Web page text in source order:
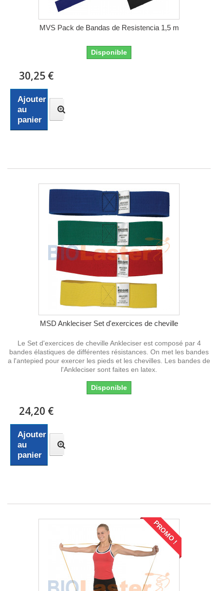
MVS Pack de Bandas de Resistencia 1,5 m
Disponible
30,25 €
Ajouter
au
panier
MSD Ankleciser Set d'exercices de cheville
Le Set d'exercices de cheville Ankleciser est composé par 4
bandes élastiques de différentes résistances. On met les bandes
a l'antepied pour exercer les pieds et les chevilles. Les bandes de
l'Ankleciser sont faites en latex.
Disponible
24,20 €
Ajouter
au
panier
PROMO !